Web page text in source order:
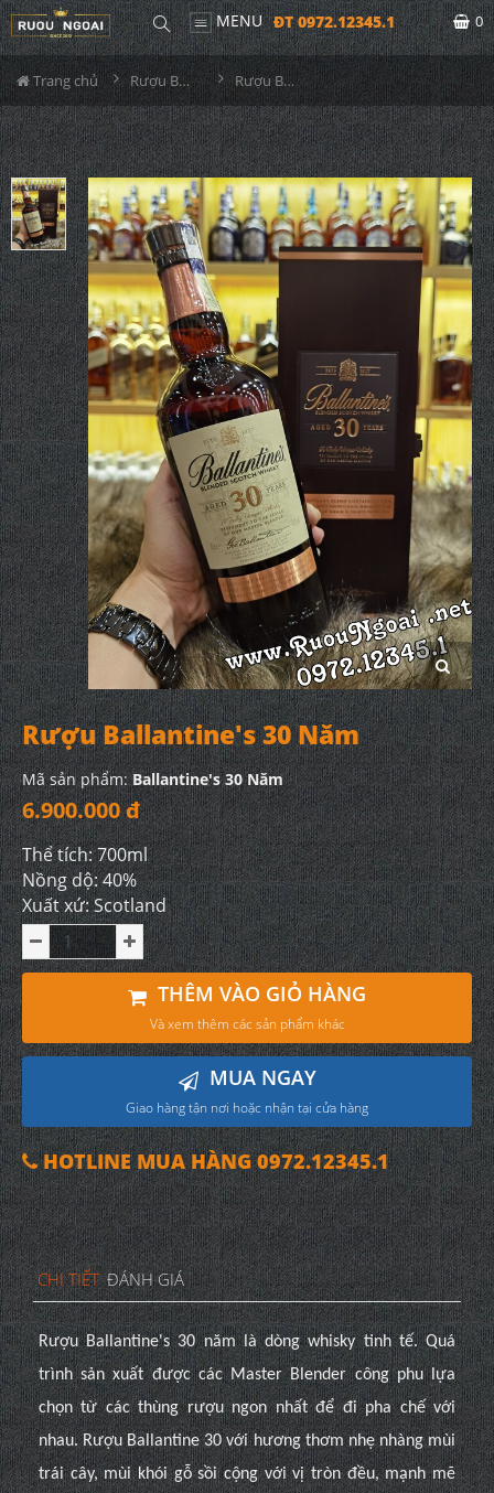
MENU ĐT 0972.12345.1 0
Trang chủ Rượu Ballantine's Rượu Ballantine's 30 Năm
Rượu Ballantine's 30 Năm
Mã sản phẩm:Ballantine's 30 Năm
6.900.000 đ
Thể tích: 700ml
Nồng dộ: 40%
Xuất xứ: Scotland
THÊM VÀO GIỎ HÀNG
Và xem thêm các sản phẩm khác
MUA NGAY
Giao hàng tận nơi hoặc nhận tại cửa hàng
HOTLINE MUA HÀNG 0972.12345.1
CHI TIẾT ĐÁNH GIÁ
Rượu Ballantine's 30 năm là dòng whisky tinh tế. Quá
trình sản xuất được các Master Blender công phu lựa
chọn từ các thùng rượu ngon nhất để đi pha chế với
nhau. Rượu Ballantine 30 với hương thơm nhẹ nhàng mùi
trái cây, mùi khói gỗ sồi cộng với vị tròn đều, mạnh mẽ